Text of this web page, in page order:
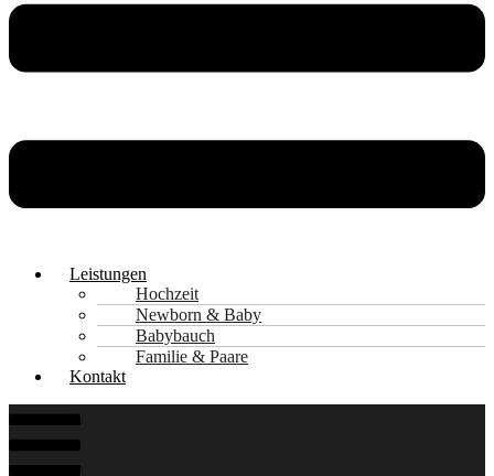
Leistungen
Hochzeit
Newborn & Baby
Babybauch
Familie & Paare
Kontakt